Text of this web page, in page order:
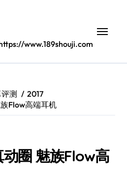
www.189shouji.com
测
2017
Flow高端耳机
圈 魅族Flow高